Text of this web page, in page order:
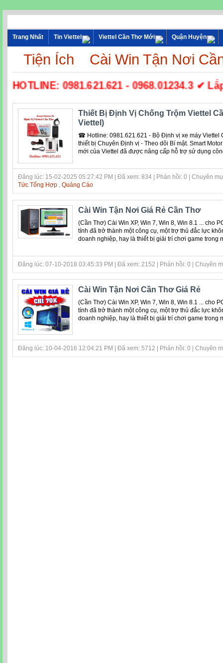
Trang Nhất Tin Viettel Viettel Cần Thơ Mới Quận Huyện
Tiện Ích Cài Win Tận Nơi
HOTLINE: 0981.621.621 - 0968.01234.3 ✔
Thiết Bị Định Vị Chống Trộm Viettel
Viettel)
☎ Hotline: 0981.621.621 - Bộ Định vị xe máy Viettel
thiết bị Chuyên Định vị - Theo dõi Bí mật. Smart
mới của Viettel đã được nâng cấp hỗ trợ sử dụng
Đăng lúc: 15-02-2025 05:27:42 PM | Đã xem: 834 | Phản hồi: 0 | Chuyên
Tức Tổng Hợp , Quảng Cáo
Cài Win Tận Nơi Giá Rẻ Cần Thơ
(Cần Thơ) Cài Win XP, Win 7, Win 8, Win 8.1 ... cho
tính đã trở thành một công cụ, một trợ thủ đắc lực
doanh nghiệp, hay là thiết bị giải trí chơi game trong
Đăng lúc: 07-10-2018 03:45:33 PM | Đã xem: 2152 | Phản hồi: 0 | Chuyên
Cài Win Tận Nơi Cần Thơ Giá Rẻ
(Cần Thơ) Cài Win XP, Win 7, Win 8, Win 8.1 ... cho
tính đã trở thành một công cụ, một trợ thủ đắc lực
doanh nghiệp, hay là thiết bị giải trí chơi game trong
Đăng lúc: 10-04-2016 12:04:21 PM | Đã xem: 5712 | Phản hồi: 0 | Chuyên